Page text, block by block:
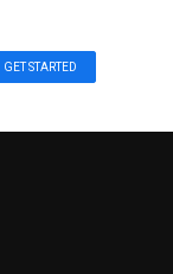
GET STARTED